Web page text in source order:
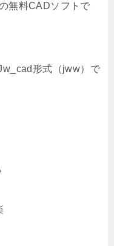
無料CADソフトで
形式（jww）で